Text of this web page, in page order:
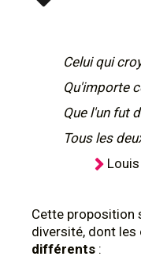
Celui qui
Qu'importe
Que l'un fut
Tous les
Cette proposition
diversité, dont les
différents :